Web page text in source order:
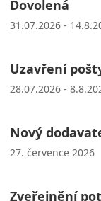
Dovolená
31.07.2026 -
Uzavření
28.07.2026 -
Nový
27. července 2026
Zveřejnění